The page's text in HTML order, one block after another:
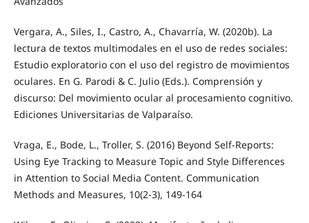
Vergara, A., Siles, I., Castro, A., Chavarría, W. (2020b). La
lectura de textos multimodales en el uso de redes sociales:
Estudio exploratorio con el uso del registro de movimientos
oculares. En G. Parodi & C. Julio (Eds.). Comprensión y
discurso: Del movimiento ocular al procesamiento cognitivo.
Ediciones Universitarias de Valparaíso.
Vraga, E., Bode, L., Troller, S. (2016) Beyond Self-Reports:
Using Eye Tracking to Measure Topic and Style Differences
in Attention to Social Media Content. Communication
Methods and Measures, 10(2-3), 149-164